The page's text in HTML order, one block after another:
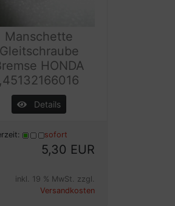
Manschette
Gleitschraube
HONDA
,45132166016
Details
sofort
5,30 EUR
inkl. 19 % MwSt. zzgl.
Versandkosten